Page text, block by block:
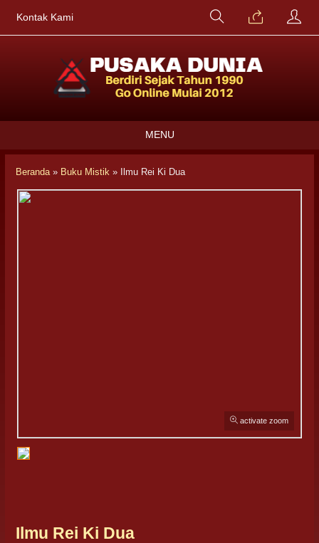
Kontak Kami
MENU
Beranda» Buku Mistik » Ilmu Rei Ki Dua
activate zoom
Ilmu Rei Ki Dua